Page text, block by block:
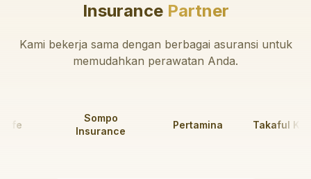
InsurancePartner
Kami bekerja sama dengan berbagai asuransi untuk
memudahkan perawatan Anda.
Sompo
Insurance
Pertamina Takaful